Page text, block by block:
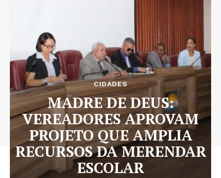
CIDADES
MADRE DE DEUS:
VEREADORES APROVAM
PROJETO QUE AMPLIA
RECURSOS DA MERENDAR
ESCOLAR